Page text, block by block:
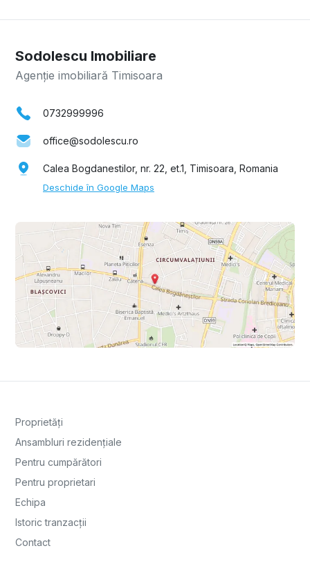
Sodolescu Imobiliare
Agenție imobiliară Timisoara
0732999996
office@sodolescu.ro
Calea Bogdanestilor, nr. 22, et.1, Timisoara, Romania
Deschide în Google Maps
Proprietăți
Ansambluri rezidențiale
Pentru cumpărători
Pentru proprietari
Echipa
Istoric tranzacții
Contact